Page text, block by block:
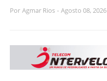
Por Agmar Rios - Agosto 08, 2026